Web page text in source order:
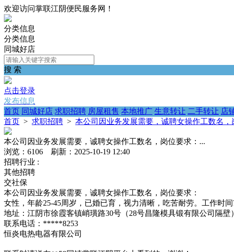
欢迎访问掌联江阴便民服务网！
分类信息
分类信息
同城好店
搜 索
点击登录
发布信息
首页 同城好店 求职招聘 房屋租售 本地推广 生意转让 二手转让 店
首页 > 求职招聘 > 本公司因业务发展需要，诚聘女操作工数名，
本公司因业务发展需要，诚聘女操作工数名，岗位要求：...
浏览：6106 刷新：2025-10-19 12:40
招聘行业 :
其他招聘
交社保
本公司因业务发展需要，诚聘女操作工数名，岗位要求：
女性，年龄25-45周岁，已婚已育，视力清晰，吃苦耐劳。工作时
地址：江阴市徐霞客镇峭璜路30号（28号昌隆模具锻有限公司隔壁）
联系电话：*****8253
恒炎电热电器有限公司